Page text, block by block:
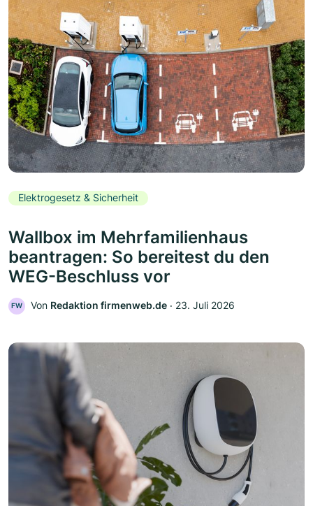
Elektrogesetz & Sicherheit
Wallbox im Mehrfamilienhaus
beantragen: So bereitest du den
WEG-Beschluss vor
FW Von Redaktion firmenweb.de ‧ 23. Juli 2026